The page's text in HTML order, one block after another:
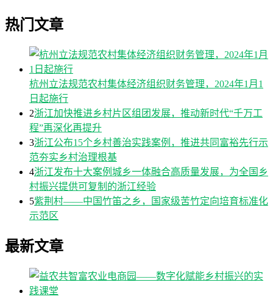
热门文章
杭州立法规范农村集体经济组织财务管理，2024年1月1
日起施行
2浙江加快推进乡村片区组团发展，推动新时代“千万工
程”再深化再提升
3浙江公布15个乡村善治实践案例，推进共同富裕先行示
范夯实乡村治理根基
4浙江发布十大案例城乡一体融合高质量发展，为全国乡
村振兴提供可复制的浙江经验
5紫荆村——中国竹笛之乡，国家级苦竹定向培育标准化
示范区
最新文章